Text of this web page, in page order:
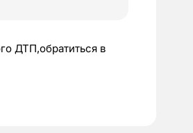
ДТП,обратиться в